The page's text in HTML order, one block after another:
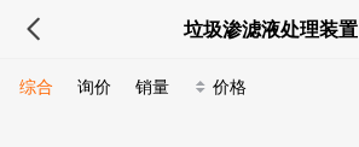
垃圾渗滤液处理装置
综合 询价 销量 价格